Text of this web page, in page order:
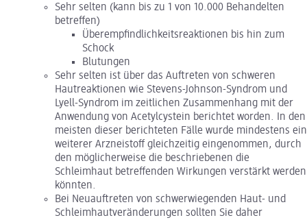
Sehr selten (kann bis zu 1 von 10.000 Behandelten
betreffen)
Überempfindlichkeitsreaktionen bis hin zum
Schock
Blutungen
Sehr selten ist über das Auftreten von schweren
Hautreaktionen wie Stevens-Johnson-Syndrom und
Lyell-Syndrom im zeitlichen Zusammenhang mit der
Anwendung von Acetylcystein berichtet worden. In den
meisten dieser berichteten Fälle wurde mindestens ein
weiterer Arzneistoff gleichzeitig eingenommen, durch
den möglicherweise die beschriebenen die
Schleimhaut betreffenden Wirkungen verstärkt werden
könnten.
Bei Neuauftreten von schwerwiegenden Haut- und
Schleimhautveränderungen sollten Sie daher